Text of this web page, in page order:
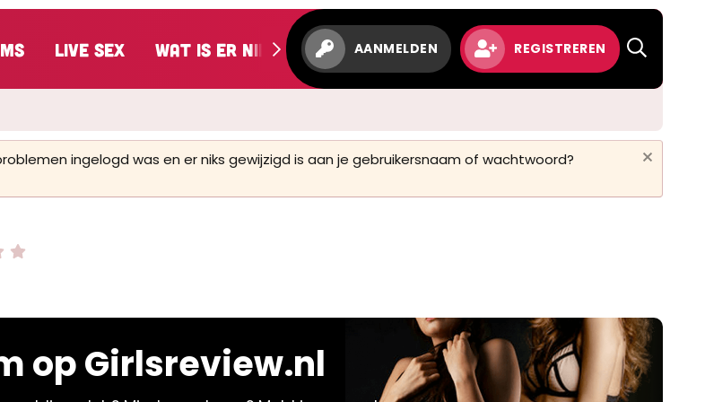
Live Sex Wat is er nieuw AANMELDEN REGISTREREN
ingelogd was en er niks gewijzigd is aan je gebruikersnaam of wachtwoord?
t
op Girlsreview.nl